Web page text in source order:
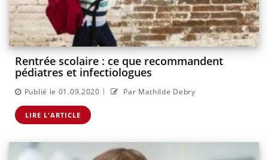
Rentrée scolaire : ce que recommandent
pédiatres et infectiologues
Publié le 01.09.2020 | Par Mathilde Debry
LIRE L'ARTICLE